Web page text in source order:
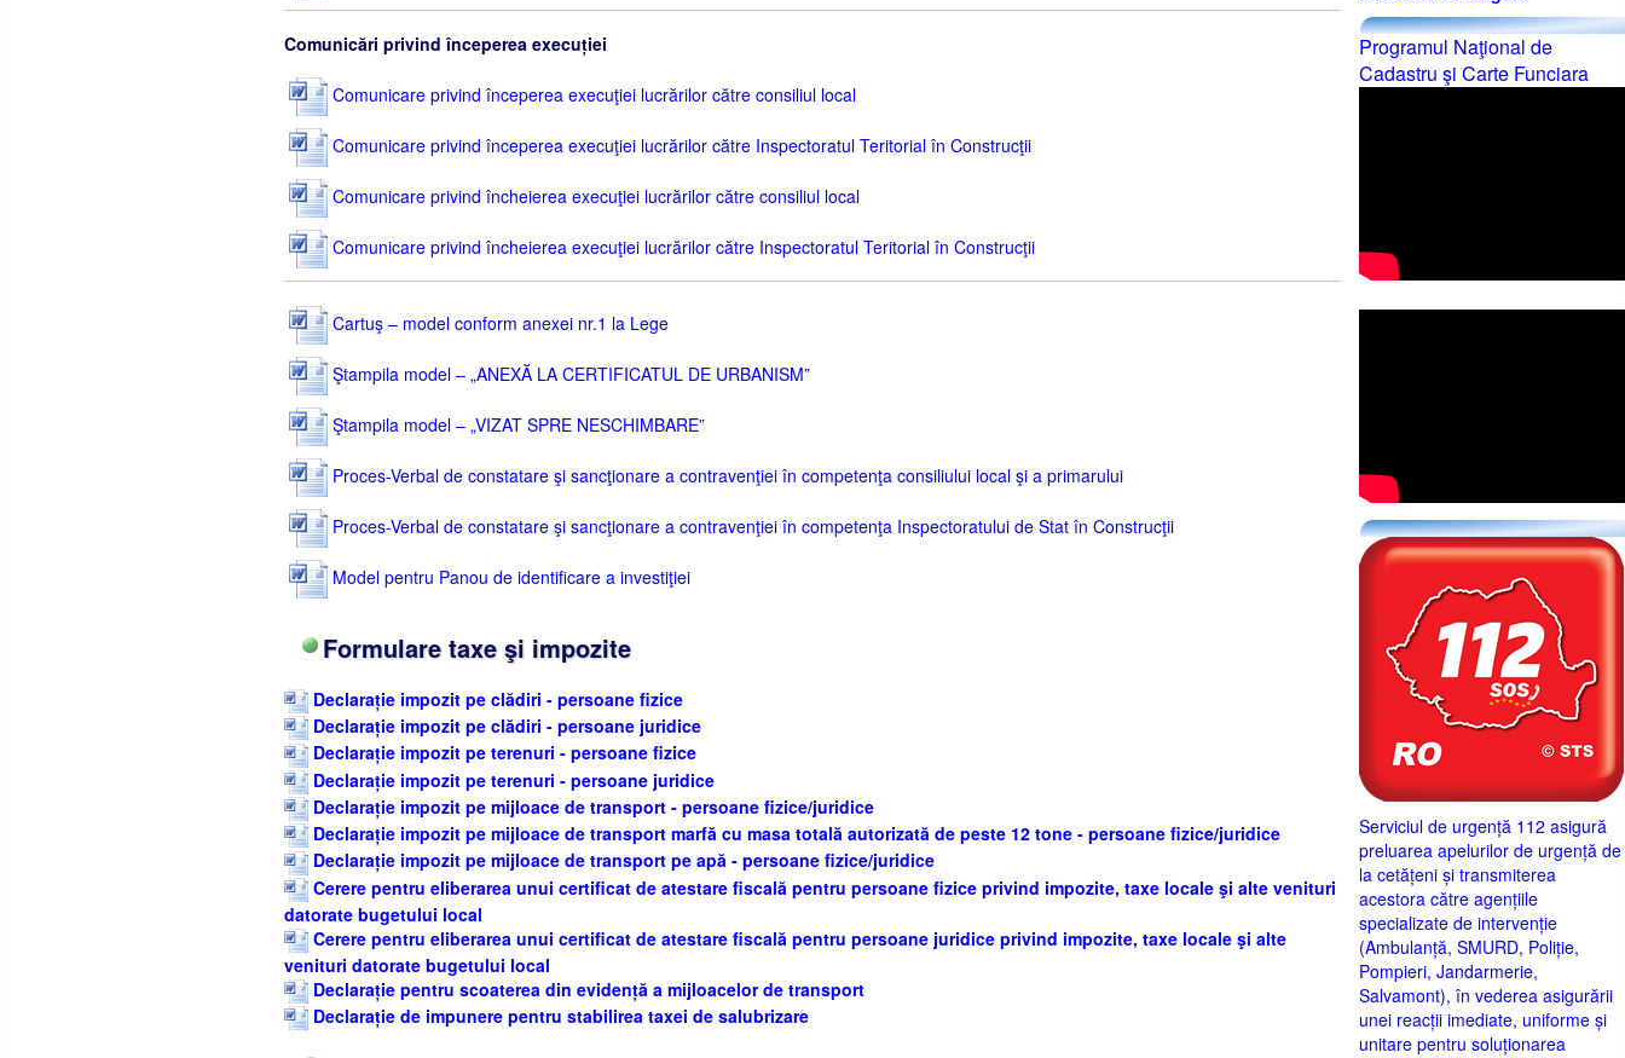
Comunicări privind începerea execuției
Comunicare privind începerea execuţiei lucrărilor către consiliul local
Comunicare privind începerea execuţiei lucrărilor către Inspectoratul Teritorial în Construcţii
Comunicare privind încheierea execuţiei lucrărilor către consiliul local
Comunicare privind încheierea execuţiei lucrărilor către Inspectoratul Teritorial în Construcţii
Cartuş – model conform anexei nr.1 la Lege
Ştampila model – „ANEXĂ LA CERTIFICATUL DE URBANISM”
Ştampila model – „VIZAT SPRE NESCHIMBARE”
Proces-Verbal de constatare şi sancţionare a contravenţiei în competenţa consiliului local şi a primarului
Proces-Verbal de constatare şi sancţionare a contravenţiei în competenţa Inspectoratului de Stat în Construcţii
Model pentru Panou de identificare a investiţiei
Formulare taxe şi impozite
Declarație impozit pe clădiri - persoane fizice
Declarație impozit pe clădiri - persoane juridice
Declarație impozit pe terenuri - persoane fizice
Declarație impozit pe terenuri - persoane juridice
Declarație impozit pe mijloace de transport - persoane fizice/juridice
Declarație impozit pe mijloace de transport marfă cu masa totală autorizată de peste 12 tone - persoane fizice/juridice
Declarație impozit pe mijloace de transport pe apă - persoane fizice/juridice
Cerere pentru eliberarea unui certificat de atestare fiscală pentru persoane fizice privind impozite, taxe locale şi alte venituri
datorate bugetului local
Cerere pentru eliberarea unui certificat de atestare fiscală pentru persoane juridice privind impozite, taxe locale şi alte
venituri datorate bugetului local
Declarație pentru scoaterea din evidență a mijloacelor de transport
Declarație de impunere pentru stabilirea taxei de salubrizare
Programul Naţional de
Cadastru şi Carte Funciara
Serviciul de urgență 112 asigură
preluarea apelurilor de urgență de
la cetățeni și transmiterea
acestora către agențiile
specializate de intervenție
(Ambulanță, SMURD, Poliție,
Pompieri, Jandarmerie,
Salvamont), în vederea asigurării
unei reacții imediate, uniforme și
unitare pentru soluționarea